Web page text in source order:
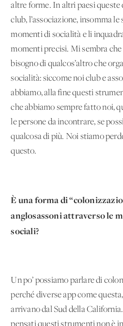
altre forme. In altri paesi queste
club, l’associazione, insomma
momenti di socialità e li
momenti precisi. Mi sembra che
bisogno di qualcos’altro che
socialità: siccome noi club e
abbiamo, alla fine questi
che abbiamo sempre fatto noi,
le persone da incontrare, se
qualcosa di più. Noi stiamo
questo.
È una forma di
anglosassoni attraverso le
sociali?
Un po’ possiamo parlare di
perché diverse app come
arrivano dal Sud della
pensati questi strumenti non è